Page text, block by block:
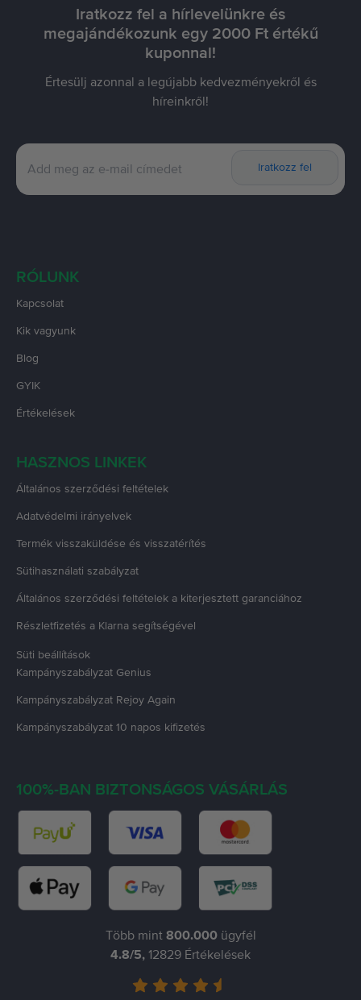
Iratkozz fel a hírlevelünkre és
megajándékozunk egy 2000 Ft értékű
kuponnal!
Értesülj azonnal a legújabb kedvezményekről és
híreinkről!
Iratkozz fel
RÓLUNK
Kapcsolat
Kik vagyunk
Blog
GYIK
Értékelések
HASZNOS LINKEK
Általános szerződési feltételek
Adatvédelmi irányelvek
Termék visszaküldése és visszatérítés
Sütihasználati szabályzat
Általános szerződési feltételek a kiterjesztett garanciához
Részletfizetés a Klarna segítségével
Süti beállítások
Kampányszabályzat Genius
Kampányszabályzat Rejoy Again
Kampányszabályzat 10 napos kifizetés
100%-BAN BIZTONSÁGOS VÁSÁRLÁS
Több mint 800.000ügyfél
4.8/5, 12829 Értékelések